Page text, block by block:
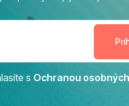
na moment nenudil, no zároveň
dostatok priestoru na dokonalý
Magic Life Jacaranda môžeme s
svedomím odporučiť každému,
bezstarostnú dovolenku na
úrovni. Všetko bolo
s Ochranou